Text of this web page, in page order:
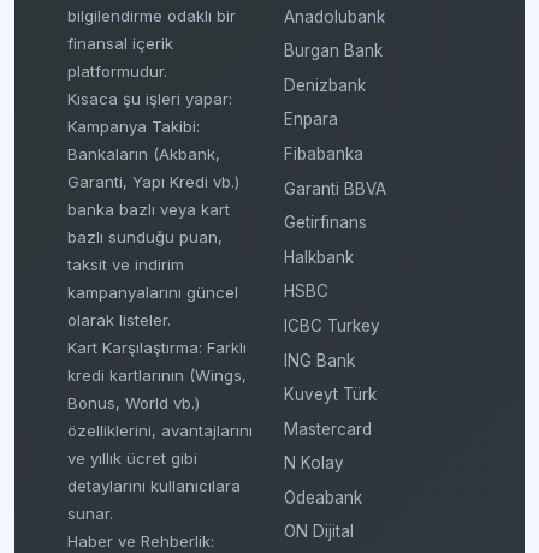
bilgilendirme odaklı bir
finansal içerik
platformudur.
Kısaca şu işleri yapar:
Kampanya Takibi:
Bankaların (Akbank,
Garanti, Yapı Kredi vb.)
banka bazlı veya kart
bazlı sunduğu puan,
taksit ve indirim
kampanyalarını güncel
olarak listeler.
Kart Karşılaştırma: Farklı
kredi kartlarının (Wings,
Bonus, World vb.)
özelliklerini, avantajlarını
ve yıllık ücret gibi
detaylarını kullanıcılara
sunar.
Haber ve Rehberlik:
Anadolubank
Burgan Bank
Denizbank
Enpara
Fibabanka
Garanti BBVA
Getirfinans
Halkbank
HSBC
ICBC Turkey
ING Bank
Kuveyt Türk
Mastercard
N Kolay
Odeabank
ON Dijital